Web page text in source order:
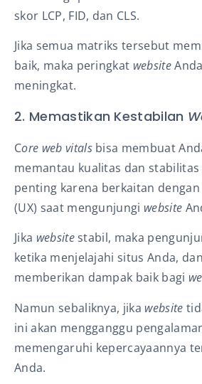
skor LCP, FID, dan CLS.
Jika semua matriks tersebut
baik, maka peringkat website
meningkat.
2. Memastikan Kestabilan
Core web vitals bisa membuat
memantau kualitas dan stabilitas
penting karena berkaitan dengan
(UX) saat mengunjungi website
Jika websitestabil, maka
ketika menjelajahi situs Anda,
memberikan dampak baik bagi
Namun sebaliknya, jika website
ini akan mengganggu
memengaruhi kepercayaannya
Anda.